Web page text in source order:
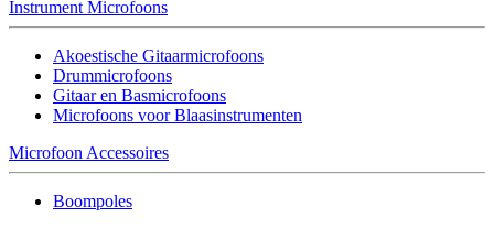
Instrument Microfoons
Akoestische Gitaarmicrofoons
Drummicrofoons
Gitaar en Basmicrofoons
Microfoons voor Blaasinstrumenten
Microfoon Accessoires
Boompoles